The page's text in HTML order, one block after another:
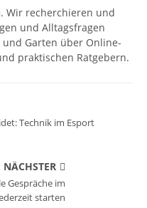
Wir recherchieren und
und Alltagsfragen
Garten über Online-
praktischen Ratgebern.
Technik im Esport
NÄCHSTER
Gespräche im
starten